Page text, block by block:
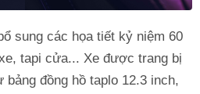
sung các họa tiết kỷ niệm 60
tapi cửa... Xe được trang bị
đồng hồ taplo 12.3 inch,